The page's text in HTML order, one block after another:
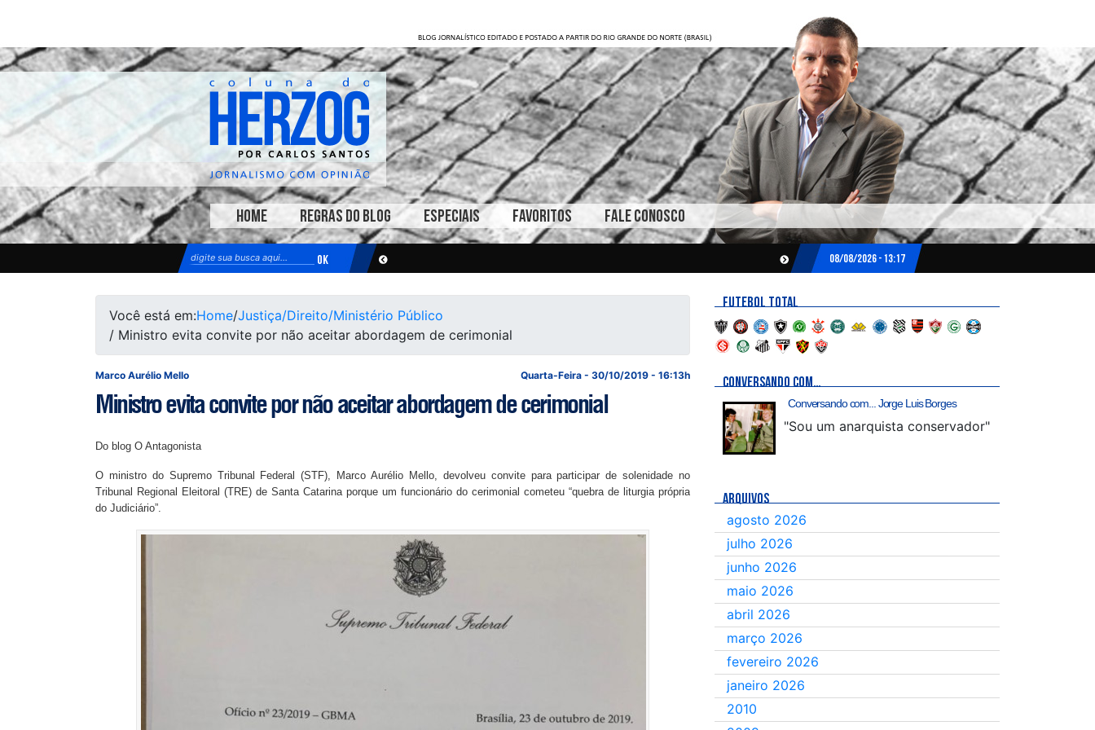
HOME REGRAS DO BLOG ESPECIAIS FAVORITOS FALE CONOSCO
08/08/2026 - 13:17
Você está em:Home/Justiça/Direito/Ministério Público
/ Ministro evita convite por não aceitar abordagem de cerimonial
Quarta-Feira - 30/10/2019 - 16:13h
Marco Aurélio Mello
Ministro evita convite por não aceitar abordagem de cerimonial
Do blog O Antagonista
O ministro do Supremo Tribunal Federal (STF), Marco Aurélio Mello, devolveu convite para participar de solenidade no
Tribunal Regional Eleitoral (TRE) de Santa Catarina porque um funcionário do cerimonial cometeu “quebra de liturgia própria
do Judiciário”.
FUTEBOL TOTAL
CONVERSANDO COM…
Conversando com... Jorge Luis Borges
"Sou um anarquista conservador"
ARQUIVOS
agosto 2026
julho 2026
junho 2026
maio 2026
abril 2026
março 2026
fevereiro 2026
janeiro 2026
2010